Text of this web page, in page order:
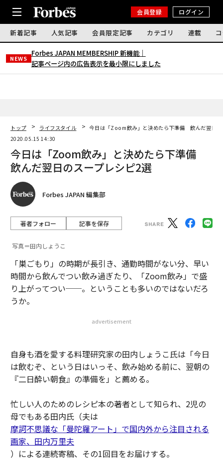
会員登録 ログイン
新着記事 人気記事 会員限定記事 カテゴリ 連載
NEWS
Forbes JAPAN MEMBERSHIP 新機能｜
記事ページ内の広告表示を最小限にしました
トップ ライフスタイル
今日は「Zoom飲み」と決めたら下準備 飲んだ翌日の
2020.05.15 14:30
今日は「Zoom飲み」と決めたら下準備
飲んだ翌日のスープレシピ2選
Forbes JAPAN 編集部
著者フォロー 記事を保存
写真＝田内しょうこ
「巣ごもり」の時期が長引き、通勤時間がない分、早い
時間から飲んでつい飲み過ぎたり、「Zoom飲み」で盛
り上がってつい──。ということも多いのではないだろ
うか。
advertisement
自身も酒を愛する料理研究家の田内しょうこ氏は「今日
は飲むぞ、という日はいっそ、飲み始める前に、翌朝の
『二日酔い朝食』の準備を」と薦める。
忙しい人のためのレシピ本の著者として知られ、2児の
母でもある田内氏（夫は
摩訶不思議な「曼陀羅アート」で国内外から注目される
画家、田内万里夫
）による連続寄稿、その1回目をお届けする。